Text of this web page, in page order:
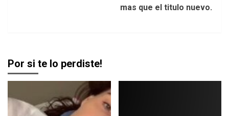
mas que el titulo nuevo.
Por si te lo perdiste!